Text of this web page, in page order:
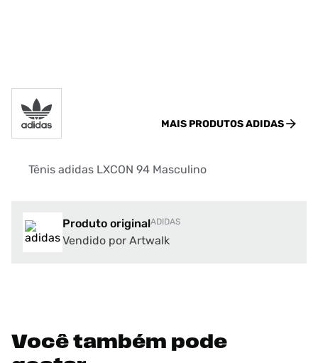
MAIS PRODUTOSADIDAS
Tênis adidas LXCON 94 Masculino
Produto originalADIDAS
Vendido por Artwalk
Você também pode